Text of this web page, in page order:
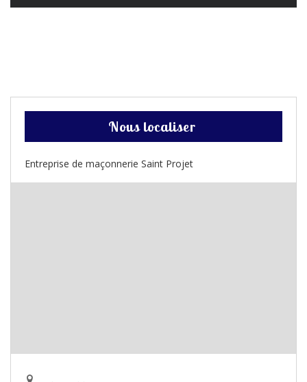
Nous localiser
Entreprise de maçonnerie Saint Projet